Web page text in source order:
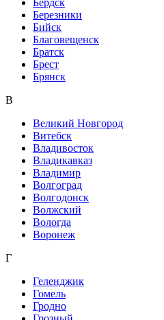
Березники
Бийск
Благовещенск
Братск
Брест
Брянск
В
Великий Новгород
Витебск
Владивосток
Владикавказ
Владимир
Волгоград
Волгодонск
Волжский
Вологда
Воронеж
Г
Геленджик
Гомель
Гродно